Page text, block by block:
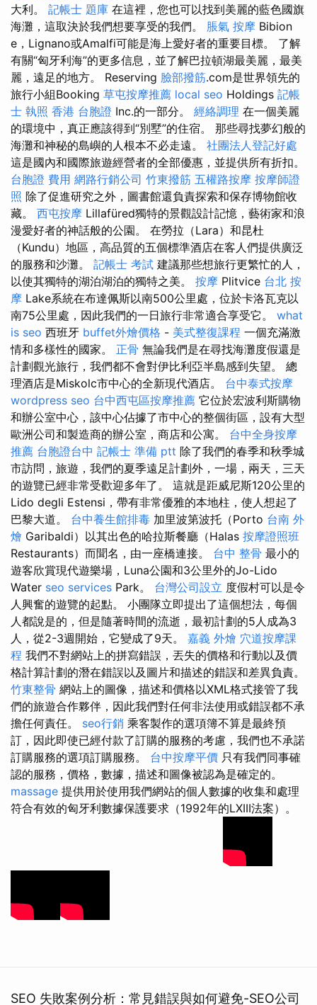
大利。 記帳士 題庫 在這裡，您也可以找到美麗的藍色國旗
海灘，這取決於我們想要享受的我們。 脹氣 按摩 Bibion​​
e，Lignano或Amalfi可能是海上愛好者的重要目標。 了解
有關“匈牙利海”的更多信息，並了解巴拉頓湖最美麗，最美
麗，遠足的地方。 Reserving 臉部撥筋.com是世界領先的
旅行小組Booking 草屯按摩推薦 local seo Holdings 記帳
士 執照 香港 台胞證 Inc.的一部分。 經絡調理 在一個美麗
的環境中，真正應該得到“別墅”的住宿。 那些尋找夢幻般的
海灘和神秘的島嶼的人根本不必走遠。 社團法人登記好處
這是國內和國際旅遊經營者的全部優惠，並提供所有折扣。
台胞證 費用 網路行銷公司 竹東撥筋 五權路按摩 按摩師證
照 除了促進研究之外，圖書館還負責探索和保存博物館收
藏。 西屯按摩 Lillafüred獨特的景觀設計記憶，藝術家和浪
漫愛好者的神話般的公園。 在勞拉（Lara）和昆杜
（Kundu）地區，高品質的五個標準酒店在客人們提供廣泛
的服務和沙灘。 記帳士 考試 建議那些想旅行更繁忙的人，
以使其獨特的湖泊湖泊的獨特之美。 按摩 Plitvice 台北 按
摩 Lake系統在布達佩斯以南500公里處，位於卡洛瓦克以
南75公里處，因此我們的一日旅行非常適合享受它。 what
is seo 西班牙 buffet外燴價格 - 美式整復課程 一個充滿激
情和多樣性的國家。 正骨 無論我們是在尋找海灘度假還是
計劃觀光旅行，我們都不會對伊比利亞半島感到失望。 總
理酒店是Miskolc市中心的全新現代酒店。 台中泰式按摩
wordpress seo 台中西屯區按摩推薦 它位於宏波利斯購物
和辦公室中心，該中心佔據了市中心的整個街區，設有大型
歐洲公司和製造商的辦公室，商店和公寓。 台中全身按摩
推薦 台胞證台中 記帳士 準備 ptt 除了我們的春季和秋季城
市訪問，旅遊，我們的夏季遠足計劃外，一場，兩天，三天
的遊覽已經非常受歡迎多年了。 這就是距威尼斯120公里的
Lido degli Estensi，帶有非常優雅的本地柱，使人想起了
巴黎大道。 台中養生館排毒 加里波第波托（Porto 台南 外
燴 Garibaldi）以其出色的哈拉斯餐廳（Halas 按摩證照班
Restaurants）而聞名，由一座橋連接。 台中 整骨 最小的
遊客欣賞現代遊樂場，Luna公園和3公里外的Jo-Lido
Water seo services Park。 台灣公司設立 度假村可以是令
人興奮的遊覽的起點。 小團隊立即提出了這個想法，每個
人都說是的，但是隨著時間的流逝，最初計劃的5人成為3
人，從2-3週開始，它變成了9天。 嘉義 外燴 穴道按摩課
程 我們不對網站上的拼寫錯誤，丟失的價格和行動以及價
格計算計劃的潛在錯誤以及圖片和描述的錯誤和差異負責。
竹東整骨 網站上的圖像，描述和價格以XML格式接管了我
們的旅遊合作夥伴，因此我們對任何非法使用或錯誤都不承
擔任何責任。 seo行銷 乘客製作的選項簿不算是最終預
訂，因此即使已經付款了訂購的服務的考慮，我們也不承諾
訂購服務的選項訂購服務。 台中按摩平價 只有我們同事確
認的服務，價格，數據，描述和圖像被認為是確定的。
massage 提供用於使用我們網站的個人數據的收集和處理
符合有效的匈牙利數據保護要求（1992年的LXIII法案）。
SEO 失敗案例分析：常見錯誤與如何避免-SEO公司